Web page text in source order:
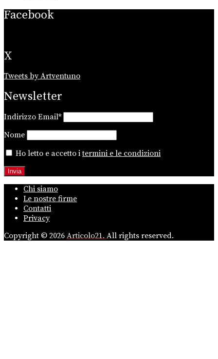
Facebook
X
Tweets by Artventuno
Newsletter
Indirizzo Email*
Nome
Ho letto e accetto itermini e le condizioni
Chi siamo
Le nostre firme
Contatti
Privacy
Copyright © 2026 Articolo21. All rights reserved.